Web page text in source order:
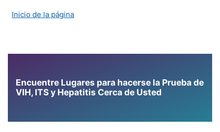
Inicio de la página
Encuentre Lugares para hacerse la Prueba de
VIH, ITS y Hepatitis Cerca de Usted